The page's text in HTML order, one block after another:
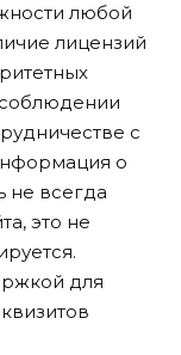
любой
лицензий
соблюдении
с
о
не всегда
это не
для